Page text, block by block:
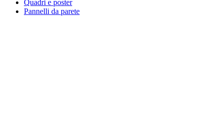
Quadri e poster
Pannelli da parete